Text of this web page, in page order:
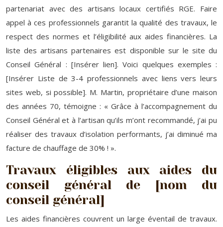
partenariat avec des artisans locaux certifiés RGE. Faire
appel à ces professionnels garantit la qualité des travaux, le
respect des normes et l’éligibilité aux aides financières. La
liste des artisans partenaires est disponible sur le site du
Conseil Général : [Insérer lien]. Voici quelques exemples :
[Insérer Liste de 3-4 professionnels avec liens vers leurs
sites web, si possible]. M. Martin, propriétaire d’une maison
des années 70, témoigne : « Grâce à l’accompagnement du
Conseil Général et à l’artisan qu’ils m’ont recommandé, j’ai pu
réaliser des travaux d’isolation performants, j’ai diminué ma
facture de chauffage de 30% ! ».
Travaux éligibles aux aides du
conseil général de [nom du
conseil général]
Les aides financières couvrent un large éventail de travaux.